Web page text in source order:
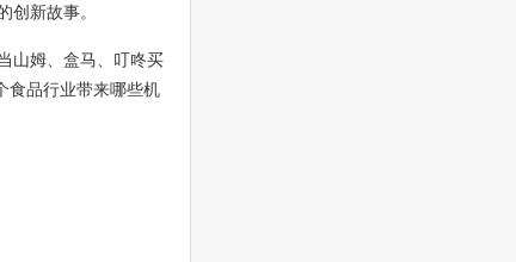
新故事。
山姆、盒马、叮咚买
食品行业带来哪些机